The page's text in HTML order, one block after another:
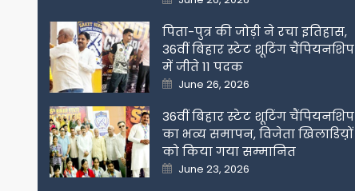
on
पिता-पुत्र की जोड़ी ने रचा इतिहास,
36वीं बिहार स्टेट शूटिंग चैंपियनशिप
में जीते 11 पदक
Posted
on
June 26, 2026
36वीं बिहार स्टेट शूटिंग चैंपियनशिप
का भव्य समापन, विजेता खिलाडिय़ों
को किया गया सम्मानित
Posted
on
June 23, 2026